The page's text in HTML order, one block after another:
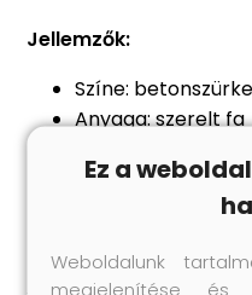
Jellemzők:
Színe: betonszürke
Anyaga: szerelt fa
RGB LED-lámpával
Összeszerelést
Ez a
Weboldalunk
megjelenítése és